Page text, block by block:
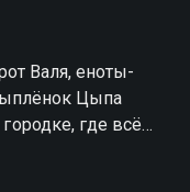
Валя, еноты-
Цыпа
где всё
день они